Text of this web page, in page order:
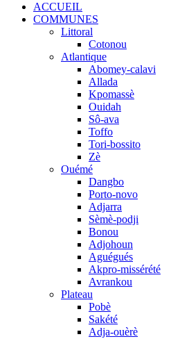
ACCUEIL
COMMUNES
Littoral
Cotonou
Atlantique
Abomey-calavi
Allada
Kpomassè
Ouidah
Sô-ava
Toffo
Tori-bossito
Zè
Ouémé
Dangbo
Porto-novo
Adjarra
Sèmè-podji
Bonou
Adjohoun
Aguégués
Akpro-missérété
Avrankou
Plateau
Pobè
Sakété
Adja-ouèrè